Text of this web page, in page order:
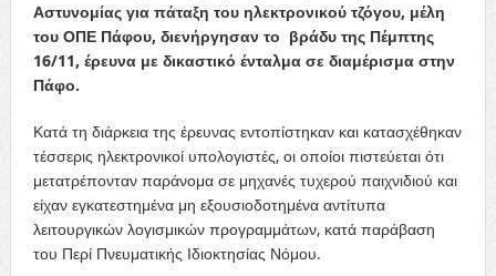
Αστυνομίας για πάταξη του ηλεκτρονικού τζόγου, μέλη
του ΟΠΕ Πάφου, διενήργησαν το βράδυ της Πέμπτης
16/11, έρευνα με δικαστικό ένταλμα σε διαμέρισμα στην
Πάφο.
Κατά τη διάρκεια της έρευνας εντοπίστηκαν και κατασχέθηκαν
τέσσερις ηλεκτρονικοί υπολογιστές, οι οποίοι πιστεύεται ότι
μετατρέπονταν παράνομα σε μηχανές τυχερού παιχνιδιού και
είχαν εγκατεστημένα μη εξουσιοδοτημένα αντίτυπα
λειτουργικών λογισμικών προγραμμάτων, κατά παράβαση
του Περί Πνευματικής Ιδιοκτησίας Νόμου.